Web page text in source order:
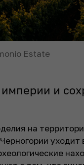
Estate
и
на
уходит